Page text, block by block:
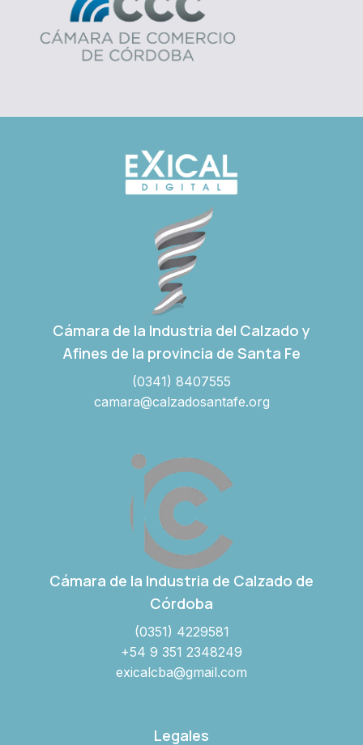
Cámara de la Industria del Calzado y
Afines de la provincia de Santa Fe
(0341) 8407555
camara@calzadosantafe.org
Cámara de la Industria de Calzado de
Córdoba
(0351) 4229581
+54 9 351 2348249
exicalcba@gmail.com
Legales